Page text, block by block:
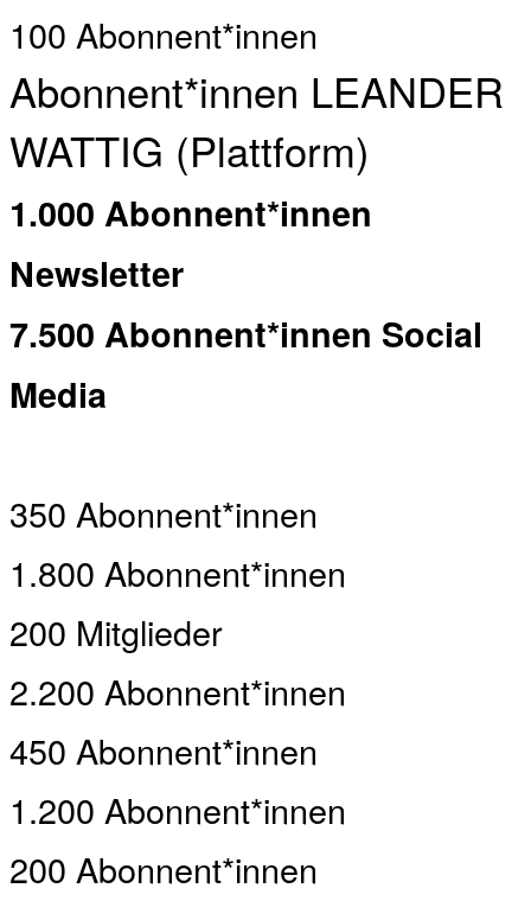
100 Abonnent*innen
Abonnent*innen LEANDER
WATTIG (Plattform)
1.000 Abonnent*innen
Newsletter
7.500 Abonnent*innen Social
Media
350 Abonnent*innen
1.800 Abonnent*innen
200 Mitglieder
2.200 Abonnent*innen
450 Abonnent*innen
1.200 Abonnent*innen
200 Abonnent*innen